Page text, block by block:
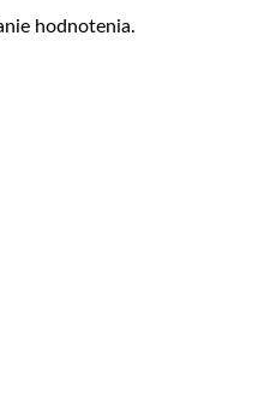
hodnotenia.